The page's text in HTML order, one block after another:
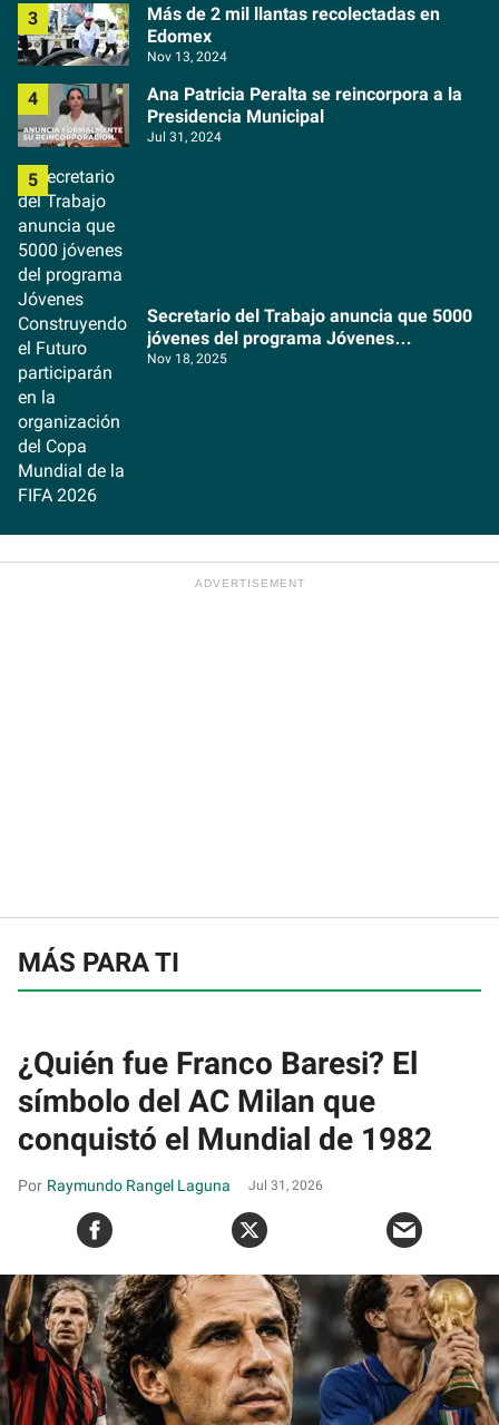
Más de 2 mil llantas recolectadas en
Edomex
Nov 13, 2024
Ana Patricia Peralta se reincorpora a la
Presidencia Municipal
Jul 31, 2024
Secretario del Trabajo anuncia que 5000
jóvenes del programa Jóvenes
Construyendo el Futuro participarán en la
Nov 18, 2025
MÁS PARA TI
¿Quién fue Franco Baresi? El
símbolo del AC Milan que
conquistó el Mundial de 1982
Raymundo Rangel Laguna Jul 31, 2026